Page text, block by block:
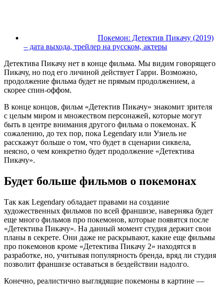
Покемон: Детектив Пикачу (2019)
– дата выхода, трейлер на русском, актеры
Детектива Пикачу нет в конце фильма. Мы видим говорящего
Пикачу, но под его личиной действует Гарри. Возможно,
продолжение фильма будет не прямым продолжением, а
скорее спин-оффом.
В конце концов, фильм «Детектив Пикачу» знакомит зрителя
с целым миром и множеством персонажей, которые могут
быть в центре внимания другого фильма о покемонах. К
сожалению, до тех пор, пока Legendary или Узиель не
расскажут больше о том, что будет в сценарии сиквела,
неясно, о чем конкретно будет продолжение «Детектива
Пикачу».
Будет больше фильмов о покемонах
Так как Legendary обладает правами на создание
художественных фильмов по всей франшизе, наверняка будет
еще много фильмов про покемонов, которые появятся после
«Детектива Пикачу». На данный момент студия держит свои
планы в секрете. Они даже не раскрывают, какие еще фильмы
про покемонов кроме «Детектива Пикачу 2» находятся в
разработке, но, учитывая популярность бренда, вряд ли студия
позволит франшизе оставаться в бездействии надолго.
Конечно, реалистично выглядящие покемоны в картине —